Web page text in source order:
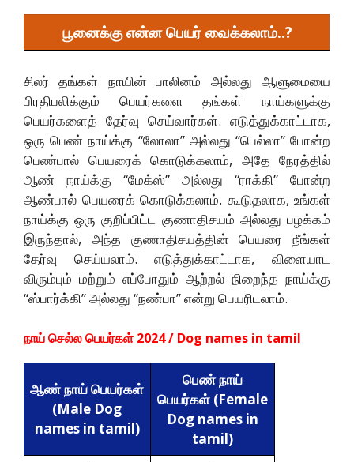
பூனைக்கு என்ன பெயர் வைக்கலாம்..?
சிலர் தங்கள் நாயின் பாலினம் அல்லது ஆளுமையை
பிரதிபலிக்கும் பெயர்களை தங்கள் நாய்களுக்கு
பெயர்களைத் தேர்வு செய்வார்கள். எடுத்துக்காட்டாக,
ஒரு பெண் நாய்க்கு “லோலா” அல்லது “பெல்லா” போன்ற
பெண்பால் பெயரைக் கொடுக்கலாம், அதே நேரத்தில்
ஆண் நாய்க்கு “மேக்ஸ்” அல்லது “ராக்கி” போன்ற
ஆண்பால் பெயரைக் கொடுக்கலாம். கூடுதலாக, உங்கள்
நாய்க்கு ஒரு குறிப்பிட்ட குணாதிசயம் அல்லது பழக்கம்
இருந்தால், அந்த குணாதிசயத்தின் பெயரை நீங்கள்
தேர்வு செய்யலாம். எடுத்துக்காட்டாக, விளையாட
விரும்பும் மற்றும் எப்போதும் ஆற்றல் நிறைந்த நாய்க்கு
“ஸ்பார்க்கி” அல்லது “நண்பா” என்று பெயரிடலாம்.
நாய் செல்ல பெயர்கள் 2024 / Dog names in tamil
ஆண் நாய் பெயர்கள்
(Male Dog
names in tamil)
பெண் நாய்
பெயர்கள் (Female
Dog names in
tamil)